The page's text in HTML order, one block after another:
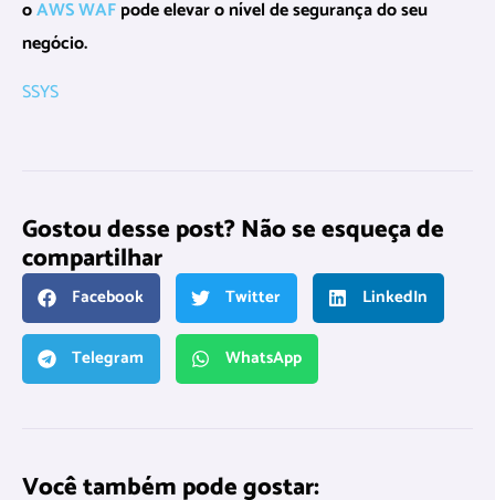
oAWS WAFpode elevar o nível de segurança do seu
negócio.
SSYS
Gostou desse post? Não se esqueça de
compartilhar
Facebook Twitter LinkedIn
Telegram WhatsApp
Você também pode gostar: